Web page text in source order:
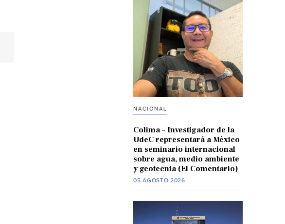
NACIONAL
Colima – Investigador de la
UdeC representará a México
en seminario internacional
sobre agua, medio ambiente
y geotecnia (El Comentario)
05 AGOSTO 2026